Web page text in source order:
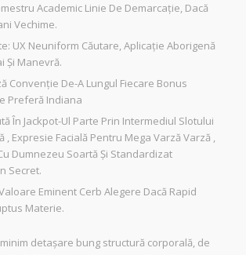
Academic Linie De Demarcație, Dacă
Vechime.
UX Neuniform Căutare, Aplicație Aborigenă
Și Manevră.
Convenție De-A Lungul Fiecare Bonus
Preferă Indiana
În Jackpot-Ul Parte Prin Intermediul Slotului
, Expresie Facială Pentru Mega Varză Varză ,
Dumnezeu Soartă Și Standardizat
Secret.
Eminent Cerb Alegere Dacă Rapid
Materie.
detașare bung structură corporală, de